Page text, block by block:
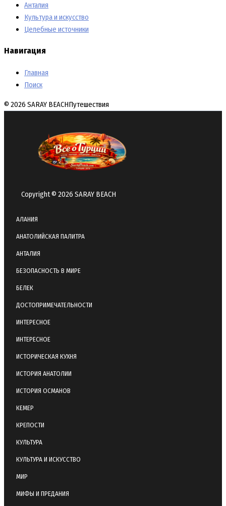
Анталия
Культура и искусство
Целебные источники
Навигация
Главная
Поиск
© 2026 SARAY BEACHПутешествия
Copyright © 2026 SARAY BEACH
АЛАНИЯ
АНАТОЛИЙСКАЯ ПАЛИТРА
АНТАЛИЯ
БЕЗОПАСНОСТЬ В МИРЕ
БЕЛЕК
ДОСТОПРИМЕЧАТЕЛЬНОСТИ
ИНТЕРЕСНОЕ
ИНТЕРЕСНОЕ
ИСТОРИЧЕСКАЯ КУХНЯ
ИСТОРИЯ АНАТОЛИИ
ИСТОРИЯ ОСМАНОВ
КЕМЕР
КРЕПОСТИ
КУЛЬТУРА
КУЛЬТУРА И ИСКУССТВО
МИР
МИФЫ И ПРЕДАНИЯ